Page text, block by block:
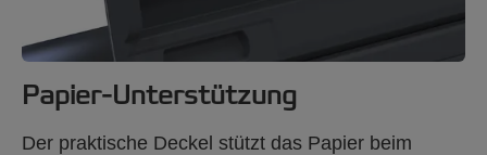
Papier-Unterstützung
Der praktische Deckel stützt das Papier beim